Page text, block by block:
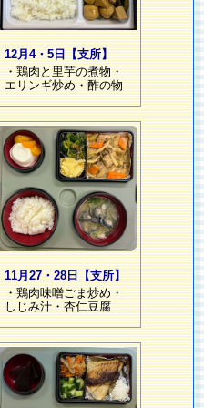
12月4・5日【支所】
・鶏肉と里芋の煮物・
エリンギ炒め・酢の物
11月27・28日【支所】
・鶏肉味噌ごま炒め・
しじみ汁・杏仁豆腐